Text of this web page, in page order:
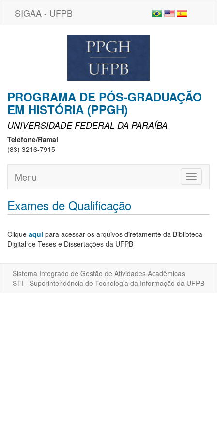
SIGAA - UFPB
PROGRAMA DE PÓS-GRADUAÇÃO
EM HISTÓRIA (PPGH)
UNIVERSIDADE FEDERAL DA PARAÍBA
Telefone/Ramal
(83) 3216-7915
Toggle
Menu
Exames de Qualificação
Clique aqui para acessar os arquivos diretamente da Biblioteca
Digital de Teses e Dissertações da UFPB
Sistema Integrado de Gestão de Atividades Acadêmicas
STI - Superintendência de Tecnologia da Informação da UFPB